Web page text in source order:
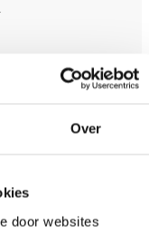
Over
door websites
etc.